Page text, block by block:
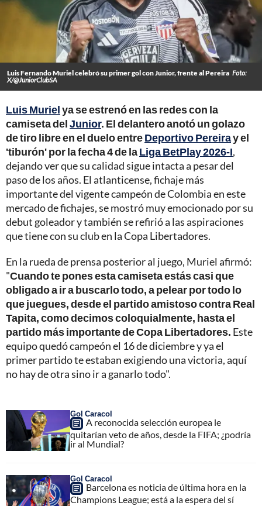
Luis Fernando Muriel celebró su primer gol con Junior, frente al Pereira Foto:
X/@JuniorClubSA
Luis Murielya se estrenó en las redes con la
camiseta delJunior. El delantero anotó un golazo
de tiro libre en el duelo entreDeportivo Pereiray el
'tiburón' por la fecha 4 de laLiga BetPlay 2026-I,
dejando ver que su calidad sigue intacta a pesar del
paso de los años. El atlanticense, fichaje más
importante del vigente campeón de Colombia en este
mercado de fichajes, se mostró muy emocionado por su
debut goleador y también se refirió a las aspiraciones
que tiene con su club en la Copa Libertadores.
En la rueda de prensa posterior al juego, Muriel afirmó:
"Cuando te pones esta camiseta estás casi que
obligado a ir a buscarlo todo, a pelear por todo lo
que juegues, desde el partido amistoso contra Real
Tapita, como decimos coloquialmente, hasta el
partido más importante de Copa Libertadores. Este
equipo quedó campeón el 16 de diciembre y ya el
primer partido te estaban exigiendo una victoria, aquí
no hay de otra sino ir a ganarlo todo".
Gol Caracol
A reconocida selección europea le
quitarían veto de años, desde la FIFA; ¿podría
ir al Mundial?
Gol Caracol
Barcelona es noticia de última hora en la
Champions League; está a la espera del sí